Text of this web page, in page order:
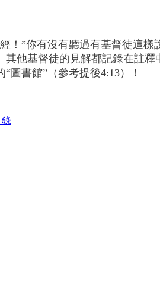
！”你有沒有聽過有基督徒這
其他基督徒的見解都記錄在註
圖書館”（參考提後4:13）！
錄